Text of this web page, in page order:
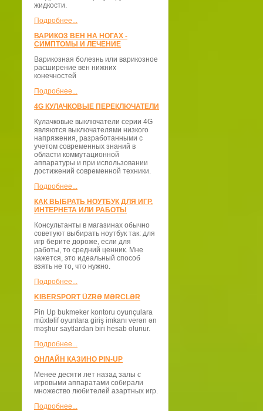
жидкости.
Подробнее...
ВАРИКОЗ ВЕН НА НОГАХ -
СИМПТОМЫ И ЛЕЧЕНИЕ
Варикозная болезнь или варикозное
расширение вен нижних
конечностей
Подробнее...
4G КУЛАЧКОВЫЕ ПЕРЕКЛЮЧАТЕЛИ
Кулачковые выключатели серии 4G
являются выключателями низкого
напряжения, разработанными с
учетом современных знаний в
области коммутационной
аппаратуры и при использовании
достижений современной техники.
Подробнее...
КАК ВЫБРАТЬ НОУТБУК ДЛЯ ИГР,
ИНТЕРНЕТА ИЛИ РАБОТЫ
Консультанты в магазинах обычно
советуют выбирать ноутбук так: для
игр берите дороже, если для
работы, то средний ценник. Мне
кажется, это идеальный способ
взять не то, что нужно.
Подробнее...
KIBERSPORT ÜZRƏ MƏRCLƏR
Pin Up bukmeker kontoru oyunçulara
müxtəlif oyunlara giriş imkanı verən ən
məşhur saytlardan biri hesab olunur.
Подробнее...
ОНЛАЙН КАЗИНО PIN-UP
Менее десяти лет назад залы с
игровыми аппаратами собирали
множество любителей азартных игр.
Подробнее...